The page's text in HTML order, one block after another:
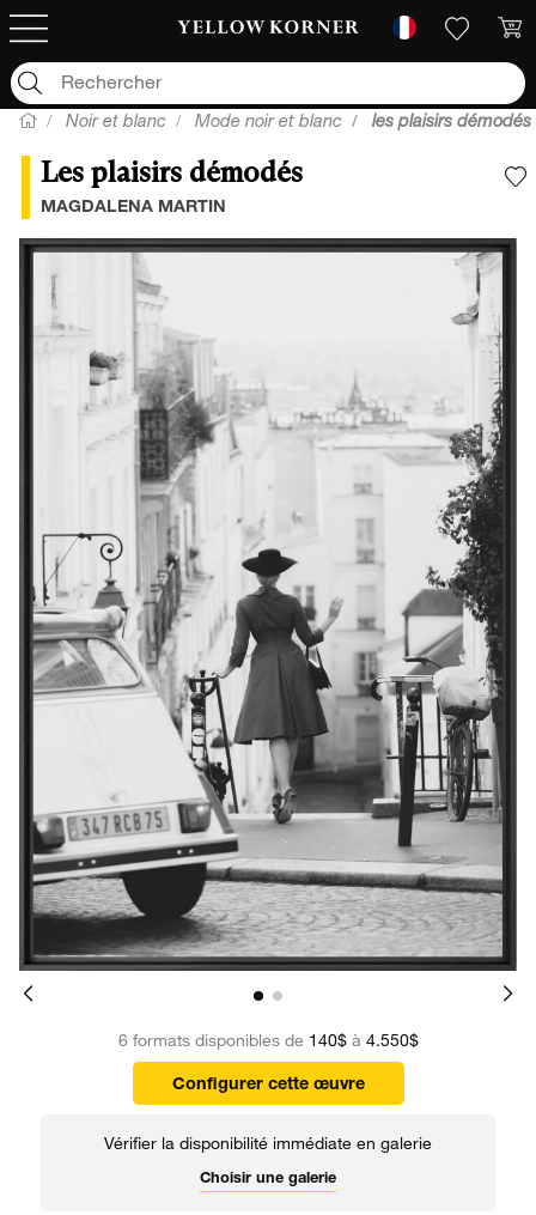
Noir et blanc Mode noir et blanc les plaisirs démodés
Les plaisirs démodés
MAGDALENA MARTIN
6 formats disponibles de 140$à 4.550$
Configurer cette œuvre
Vérifier la disponibilité immédiate en galerie
Choisir une galerie